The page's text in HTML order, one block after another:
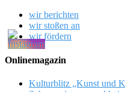
wir berichten
wir stoßen an
wir fördern
Onlinemagazin
Kulturblitz „Kunst und